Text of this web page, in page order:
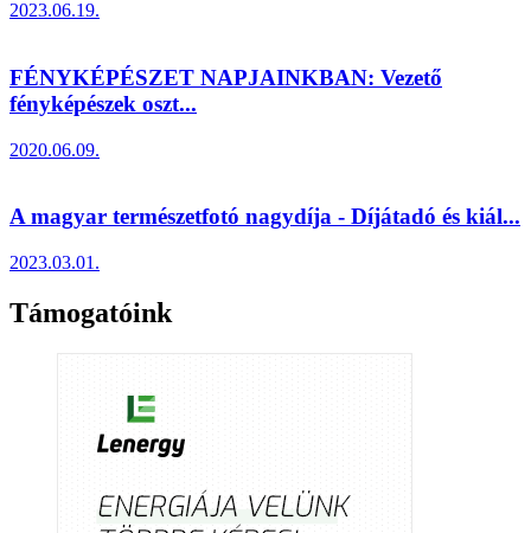
2023.06.19.
FÉNYKÉPÉSZET NAPJAINKBAN: Vezető
fényképészek oszt...
2020.06.09.
A magyar természetfotó nagydíja - Díjátadó és kiál...
2023.03.01.
Támogatóink